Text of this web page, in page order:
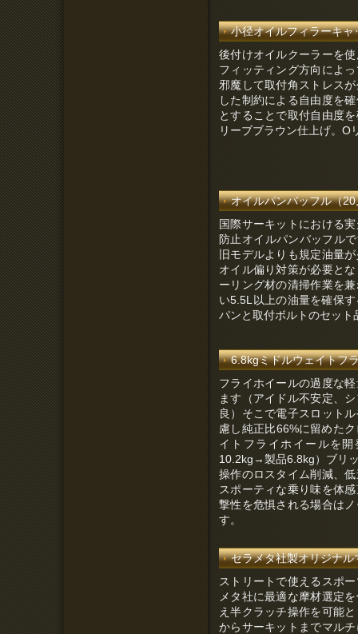
小径オイルフィラーキ
後付けオイルクーラーを
フィッティング方向によ
邪魔して取付角ストレス
した制約による自由度を
とすることで取付自由度
リーブブラウン仕上げ。O
オイルパンバッフル（
国際サーキットにおける
防止オイルパンバッフル
旧モデルよりも規定油量
オイル偏り対策が必要と
ーリング材の清掃作業を
い5.5L以上の油量を確保
パンと取付ボルトのセット
6.8kgミドルウェイトフ
フライホイールの過度な
ます（アイドル不安定、
良）そこで電子スロット
慮し純正比66%に留めた
イトフライホイールを
10.2kg→製品6.8kg）ブリ
操作のロスタイム削減、
スポーティな乗り味を体
撃性を危惧される場合は
す。
セラメタ社製オリジナ
ストリートで使えるスポ
メタ社に最適な摩材選定
え半クラッチ操作を可能
からサーキットまでマル